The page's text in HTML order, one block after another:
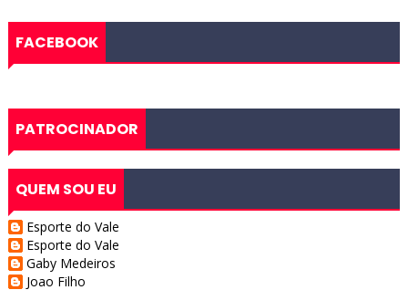
FACEBOOK
PATROCINADOR
QUEM SOU EU
Esporte do Vale
Esporte do Vale
Gaby Medeiros
Joao Filho